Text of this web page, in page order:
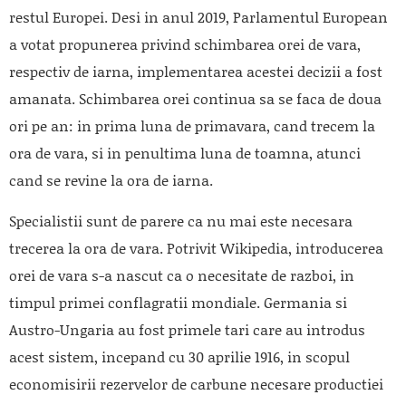
restul Europei. Desi in anul 2019, Parlamentul European
a votat propunerea privind schimbarea orei de vara,
respectiv de iarna, implementarea acestei decizii a fost
amanata. Schimbarea orei continua sa se faca de doua
ori pe an: in prima luna de primavara, cand trecem la
ora de vara, si in penultima luna de toamna, atunci
cand se revine la ora de iarna.
Specialistii sunt de parere ca nu mai este necesara
trecerea la ora de vara. Potrivit Wikipedia, introducerea
orei de vara s-a nascut ca o necesitate de razboi, in
timpul primei conflagratii mondiale. Germania si
Austro-Ungaria au fost primele tari care au introdus
acest sistem, incepand cu 30 aprilie 1916, in scopul
economisirii rezervelor de carbune necesare productiei